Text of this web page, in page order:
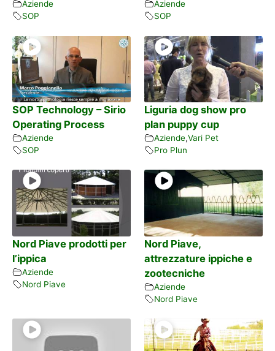
Aziende
SOP
Aziende
SOP
SOP Technology – Sirio
Operating Process
Aziende
SOP
Liguria dog show pro
plan puppy cup
Aziende,Vari Pet
Pro Plun
Nord Piave prodotti per
l’ippica
Aziende
Nord Piave
Nord Piave,
attrezzature ippiche e
zootecniche
Aziende
Nord Piave